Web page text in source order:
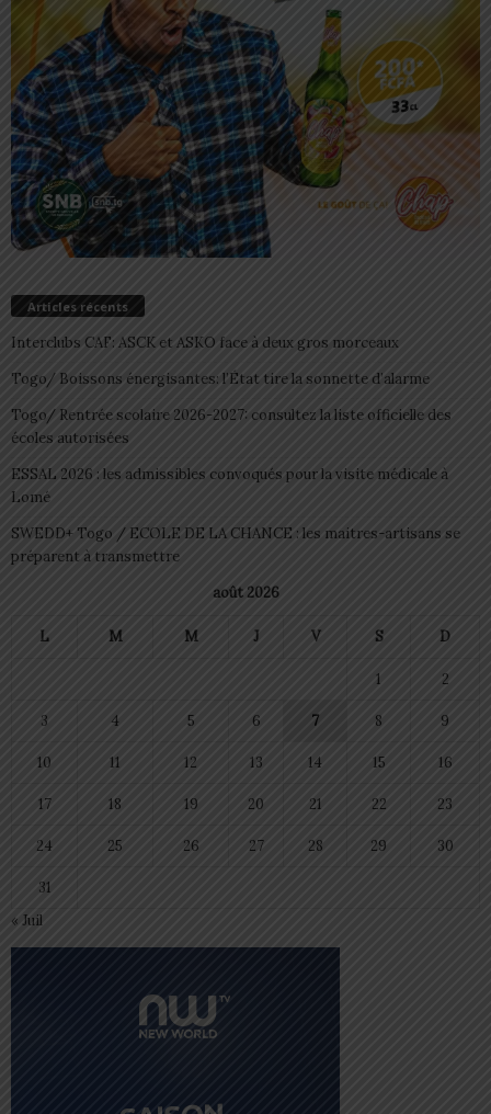
Articles récents
Interclubs CAF: ASCK et ASKO face à deux gros morceaux
Togo/ Boissons énergisantes: l’État tire la sonnette d’alarme
Togo/ Rentrée scolaire 2026-2027: consultez la liste officielle des
écoles autorisées
ESSAL 2026 : les admissibles convoqués pour la visite médicale à
Lomé
SWEDD+ Togo / ECOLE DE LA CHANCE : les maitres-artisans se
préparent à transmettre
août 2026
L M M J V S D
1 2
3 4 5 6 7 8 9
10 11 12 13 14 15 16
17 18 19 20 21 22 23
24 25 26 27 28 29 30
31
« Juil